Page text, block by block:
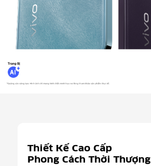
Thiết Kế Cao Cấp
Phong Cách Thời Thượng